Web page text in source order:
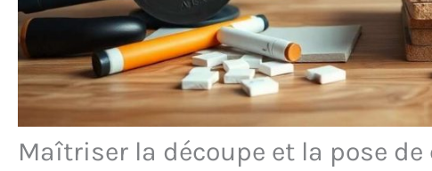
Maîtriser la découpe et la pose